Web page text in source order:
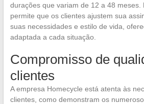
durações que variam de 12 a 48 meses.
permite que os clientes ajustem sua
suas necessidades e estilo de vida,
adaptada a cada situação.
Compromisso de
clientes
A empresa Homecycle está atenta às
clientes, como demonstram os